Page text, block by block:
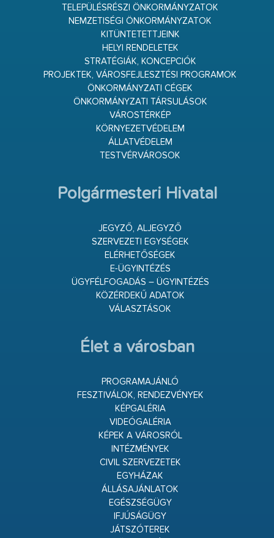
TELEPÜLÉSRÉSZI ÖNKORMÁNYZATOK
NEMZETISÉGI ÖNKORMÁNYZATOK
KITÜNTETETTJEINK
HELYI RENDELETEK
STRATÉGIÁK, KONCEPCIÓK
PROJEKTEK, VÁROSFEJLESZTÉSI PROGRAMOK
ÖNKORMÁNYZATI CÉGEK
ÖNKORMÁNYZATI TÁRSULÁSOK
VÁROSTÉRKÉP
KÖRNYEZETVÉDELEM
ÁLLATVÉDELEM
TESTVÉRVÁROSOK
Polgármesteri Hivatal
JEGYZŐ, ALJEGYZŐ
SZERVEZETI EGYSÉGEK
ELÉRHETŐSÉGEK
E-ÜGYINTÉZÉS
ÜGYFÉLFOGADÁS – ÜGYINTÉZÉS
KÖZÉRDEKŰ ADATOK
VÁLASZTÁSOK
Élet a városban
PROGRAMAJÁNLÓ
FESZTIVÁLOK, RENDEZVÉNYEK
KÉPGALÉRIA
VIDEÓGALÉRIA
KÉPEK A VÁROSRÓL
INTÉZMÉNYEK
CIVIL SZERVEZETEK
EGYHÁZAK
ÁLLÁSAJÁNLATOK
EGÉSZSÉGÜGY
IFJÚSÁGÜGY
JÁTSZÓTEREK